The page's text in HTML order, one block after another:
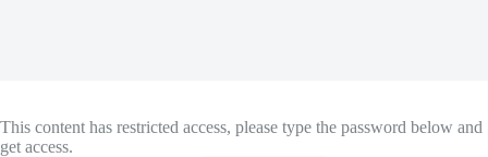
This content has restricted access, please type the password below and
get access.